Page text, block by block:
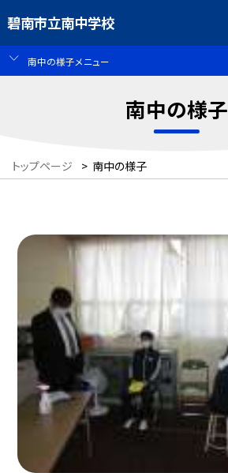
碧南市立南中学校
南中の様子メニュー
南中の様子
トップページ > 南中の様子